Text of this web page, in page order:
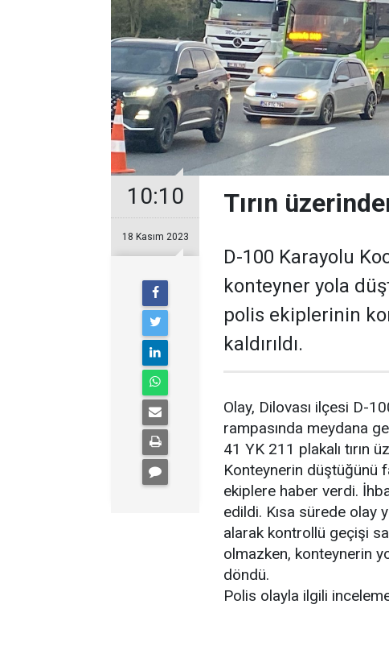
10:10
18 Kasım 2023
Tırın
D-100 Karayolu
konteyner yola
polis ekiplerinin
kaldırıldı.
Olay, Dilovası ilçesi D-
rampasında meydana
41 YK 211 plakalı tırın
Konteynerin düştüğünü
ekiplere haber verdi.
edildi. Kısa sürede olay
alarak kontrollü geçişi
olmazken, konteynerin
döndü.
Polis olayla ilgili